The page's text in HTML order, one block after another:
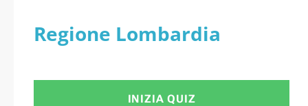
Regione Lombardia
INIZIA QUIZ